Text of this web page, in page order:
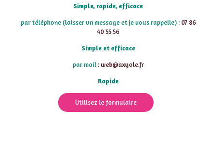
Simple, rapide, efficace
par téléphone (laisser un message et je vous rappelle): 07 86
40 55 56
Simple et efficace
par mail : web@axyole.fr
Rapide
Utilisez le formulaire